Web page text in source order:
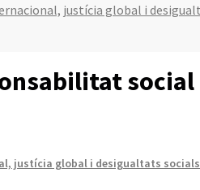
justícia global i
social
justícia global i desigualtats